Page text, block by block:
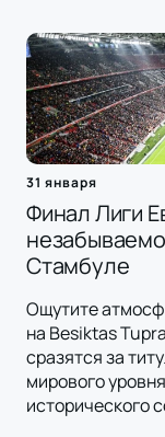
31 января
Финал Лиги
Стамбуле
Ощутите
на Besiktas
сразятся за
мирового
исторического